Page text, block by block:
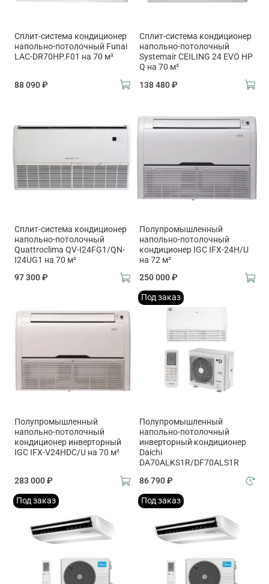
Сплит-система кондиционер
напольно-потолочный Funai
LAC-DR70HP.F01 на 70 м²
88 090 ₽
Сплит-система кондиционер
напольно-потолочный
Systemair CEILING 24 EVO HP
Q на 70 м²
138 480 ₽
Сплит-система кондиционер
напольно-потолочный
Quattroclima QV-I24FG1/QN-
I24UG1 на 70 м²
97 300 ₽
Полупромышленный
напольно-потолочный
кондиционер IGC IFХ-24H/U
на 72 м²
250 000 ₽
Полупромышленный
напольно-потолочный
кондиционер инверторный
IGC IFХ-V24HDC/U на 70 м²
283 000 ₽
Под заказ
Полупромышленный
напольно-потолочный
инверторный кондиционер
Daichi
DA70ALKS1R/DF70ALS1R
86 790 ₽
Под заказ Под заказ